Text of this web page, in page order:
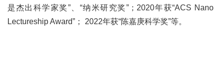
是杰出科学家奖”、“纳米研究奖”；2020年获“ACS Nano
Lectureship Award”； 2022年获“陈嘉庚科学奖”等。